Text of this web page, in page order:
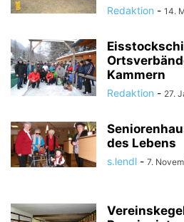
Redaktion - 14.
Kammern
Redaktion - 27.
des Lebens
s.lendl - 7.